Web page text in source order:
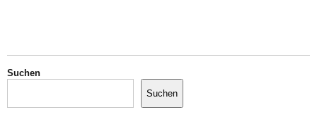
Suchen
Suchen